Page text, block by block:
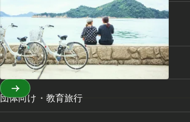
竹原市のふるさと納税
竹原市の移住・定住のご案内
団体向け・教育旅行